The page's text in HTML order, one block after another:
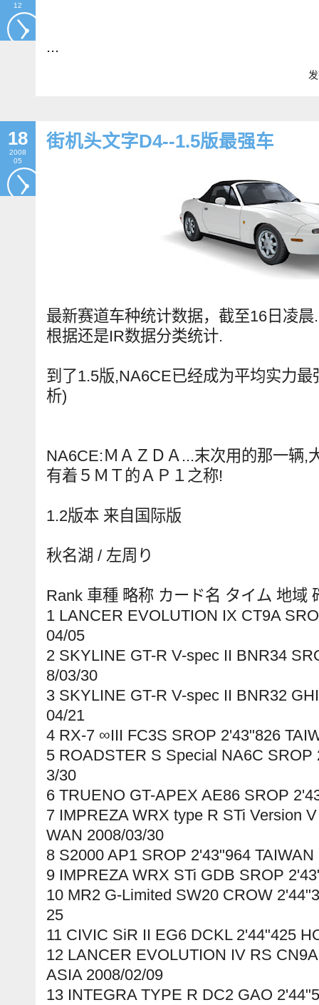
12
...
18
2008
05
街机头文字D4--1.5版最强车
最新赛道车种统计数据，截至16日凌晨.
根据还是IR数据分类统计.
到了1.5版,NA6CE已经成为平均实力
析)
NA6CE:ＭＡＺＤＡ...末次用的那一辆,
有着５ＭＴ的ＡＰ１之称!
1.2版本 来自国际版
秋名湖 / 左周り
Rank 車種 略称 カード名 タイム 地域
1 LANCER EVOLUTION IX CT9A
04/05
2 SKYLINE GT-R V-spec II BNR34
8/03/30
3 SKYLINE GT-R V-spec II BNR32
04/21
4 RX-7 ∞III FC3S SROP 2'43"826
5 ROADSTER S Special NA6C SROP
3/30
6 TRUENO GT-APEX AE86 SROP
7 IMPREZA WRX type R STi Version
WAN 2008/03/30
8 S2000 AP1 SROP 2'43"964 TAIWAN
9 IMPREZA WRX STi GDB SROP
10 MR2 G-Limited SW20 CROW
25
11 CIVIC SiR II EG6 DCKL 2'44"425
12 LANCER EVOLUTION IV RS
ASIA 2008/02/09
13 INTEGRA TYPE R DC2 GAO